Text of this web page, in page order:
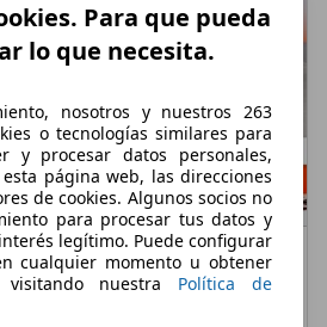
103kW (140CV) GPF
Para que pueda
lo que necesita.
nosotros y nuestros 263
o tecnologías similares para
y procesar datos personales,
página web, las direcciones
de cookies. Algunos socios no
para procesar tus datos y
legítimo. Puede configurar
cualquier momento u obtener
visitando nuestra Política de